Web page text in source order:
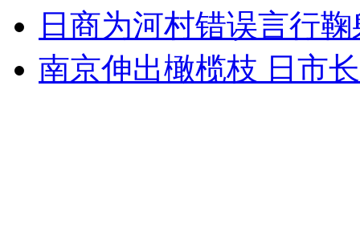
外交部：反对强权政治霸凌主义
外交部：有关国家言论片面不公正
日商为河村错误言行
南京伸出橄榄枝 日市